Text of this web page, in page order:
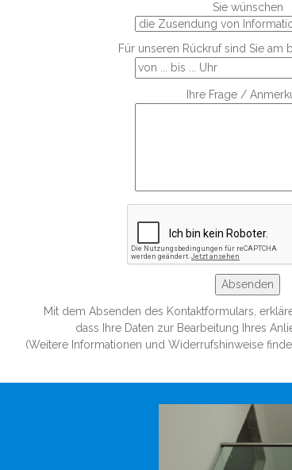
Sie wünschen
Für unseren Rückruf sind Sie am
Ihre Frage /
Mit dem Absenden des Kontaktformulars,
dass Ihre Daten zur Bearbeitung Ihres
(Weitere Informationen und Widerrufshinweise